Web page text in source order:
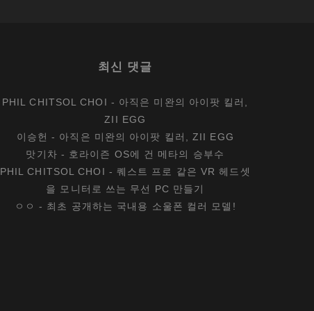
최신 댓글
PHIL CHITSOL CHOI - 아직은 미완의 아이팟 킬러,
ZII EGG
이승헌 - 아직은 미완의 아이팟 킬러, ZII EGG
맛기차 - 호라이즌 OS에 건 메타의 승부수
PHIL CHITSOL CHOI - 퀘스트 프로 같은 VR 헤드셋
을 모니터로 쓰는 무선 PC 만들기
ㅇㅇ - 최초 공개하는 국내용 소울폰 컬러 모델!